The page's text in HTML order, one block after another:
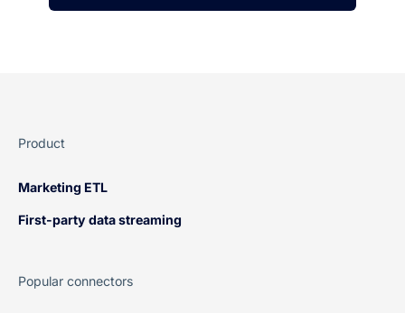
Product
Marketing ETL
First-party data streaming
Popular connectors